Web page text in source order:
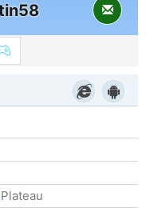
Plateau